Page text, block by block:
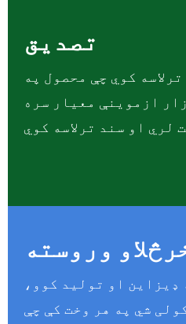
تصدیق
کوي چې محصول په
ازموینې معیار سره
وروسته
ډیزاین او تولید کوو،
شي په هر وخت کې چې